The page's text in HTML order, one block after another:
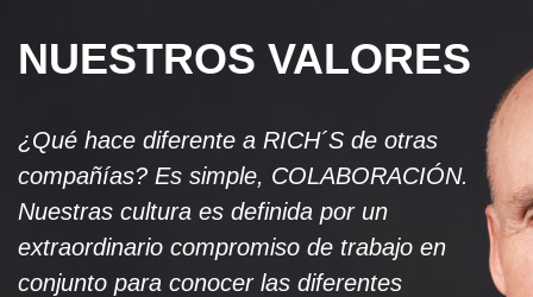
NUESTROS VALORES
¿Qué hace diferente a RICH´S de otras
compañías? Es simple, COLABORACIÓN.
Nuestras cultura es definida por un
extraordinario compromiso de trabajo en
conjunto para conocer las diferentes